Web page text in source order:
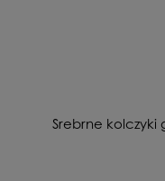
Srebrne kolczyki